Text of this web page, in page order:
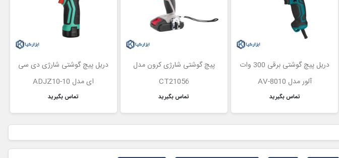
دریل پیچ گوشتی برقی 300 وات
آلور مدل AV-8010
تماس بگیرید
پیچ گوشتی شارژی کرون مدل
CT21056
تماس بگیرید
دریل پیچ گوشتی شارژی دی سی
ای مدل ADJZ10-10
تماس بگیرید